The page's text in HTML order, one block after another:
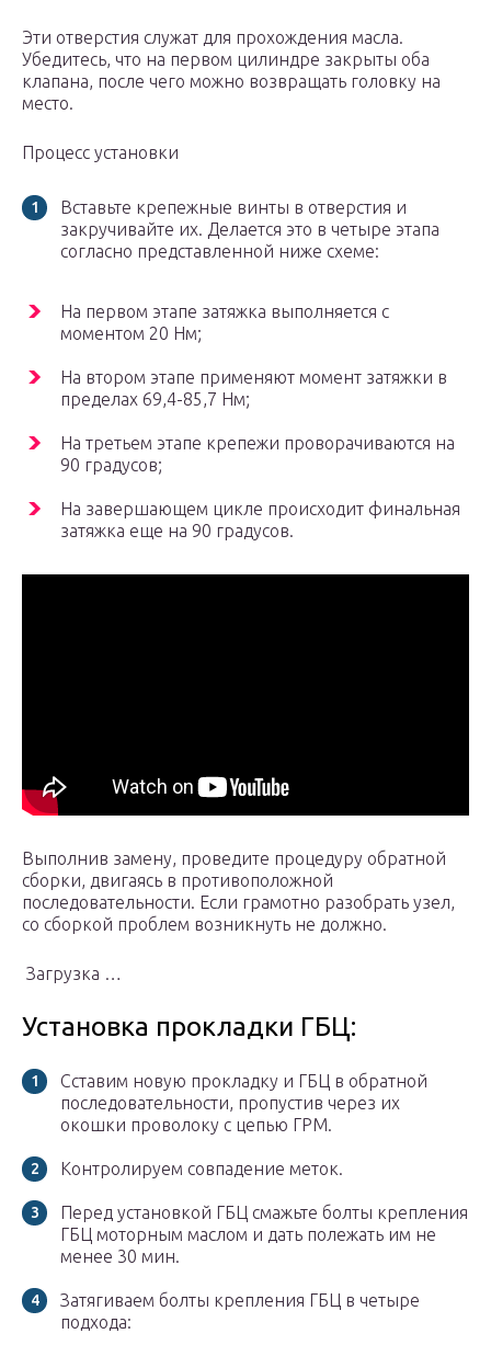
Эти отверстия служат для прохождения масла.
Убедитесь, что на первом цилиндре закрыты оба
клапана, после чего можно возвращать головку на
место.
Процесс установки
Вставьте крепежные винты в отверстия и
закручивайте их. Делается это в четыре этапа
согласно представленной ниже схеме:
На первом этапе затяжка выполняется с
моментом 20 Нм;
На втором этапе применяют момент затяжки в
пределах 69,4-85,7 Нм;
На третьем этапе крепежи проворачиваются на
90 градусов;
На завершающем цикле происходит финальная
затяжка еще на 90 градусов.
Выполнив замену, проведите процедуру обратной
сборки, двигаясь в противоположной
последовательности. Если грамотно разобрать узел,
со сборкой проблем возникнуть не должно.
Загрузка …
Установка прокладки ГБЦ:
Сставим новую прокладку и ГБЦ в обратной
последовательности, пропустив через их
окошки проволоку с цепью ГРМ.
Контролируем совпадение меток.
Перед установкой ГБЦ смажьте болты крепления
ГБЦ моторным маслом и дать полежать им не
менее 30 мин.
Затягиваем болты крепления ГБЦ в четыре
подхода: